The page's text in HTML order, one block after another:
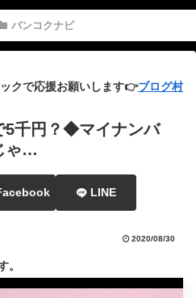
バンコクナビ
クで応援お願いします👉ブログ村
千円？◆マイナンバ
ゃ…
LINE
2020/08/30
。